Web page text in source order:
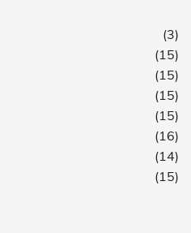
(3)
(15)
(15)
(15)
(15)
(16)
(14)
(15)